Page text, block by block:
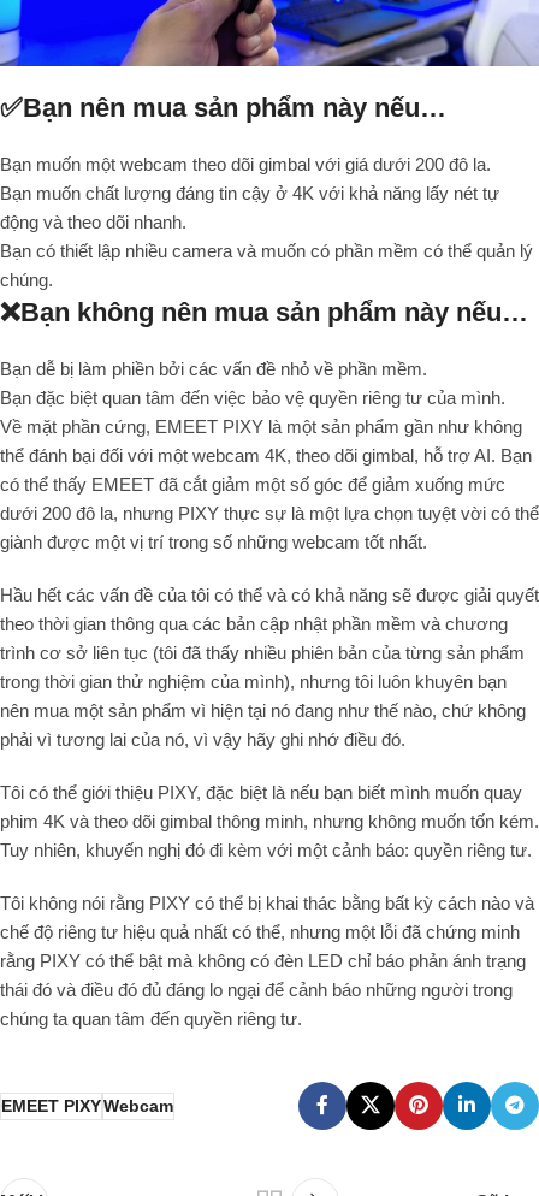
✅Bạn nên mua sản phẩm này nếu…
Bạn muốn một webcam theo dõi gimbal với giá dưới 200 đô la.
Bạn muốn chất lượng đáng tin cậy ở 4K với khả năng lấy nét tự
động và theo dõi nhanh.
Bạn có thiết lập nhiều camera và muốn có phần mềm có thể quản lý
chúng.
❌Bạn không nên mua sản phẩm này nếu…
Bạn dễ bị làm phiền bởi các vấn đề nhỏ về phần mềm.
Bạn đặc biệt quan tâm đến việc bảo vệ quyền riêng tư của mình.
Về mặt phần cứng, EMEET PIXY là một sản phẩm gần như không
thể đánh bại đối với một webcam 4K, theo dõi gimbal, hỗ trợ AI. Bạn
có thể thấy EMEET đã cắt giảm một số góc để giảm xuống mức
dưới 200 đô la, nhưng PIXY thực sự là một lựa chọn tuyệt vời có thể
giành được một vị trí trong số những webcam tốt nhất.
Hầu hết các vấn đề của tôi có thể và có khả năng sẽ được giải quyết
theo thời gian thông qua các bản cập nhật phần mềm và chương
trình cơ sở liên tục (tôi đã thấy nhiều phiên bản của từng sản phẩm
trong thời gian thử nghiệm của mình), nhưng tôi luôn khuyên bạn
nên mua một sản phẩm vì hiện tại nó đang như thế nào, chứ không
phải vì tương lai của nó, vì vậy hãy ghi nhớ điều đó.
Tôi có thể giới thiệu PIXY, đặc biệt là nếu bạn biết mình muốn quay
phim 4K và theo dõi gimbal thông minh, nhưng không muốn tốn kém.
Tuy nhiên, khuyến nghị đó đi kèm với một cảnh báo: quyền riêng tư.
Tôi không nói rằng PIXY có thể bị khai thác bằng bất kỳ cách nào và
chế độ riêng tư hiệu quả nhất có thể, nhưng một lỗi đã chứng minh
rằng PIXY có thể bật mà không có đèn LED chỉ báo phản ánh trạng
thái đó và điều đó đủ đáng lo ngại để cảnh báo những người trong
chúng ta quan tâm đến quyền riêng tư.
EMEET PIXYWebcam